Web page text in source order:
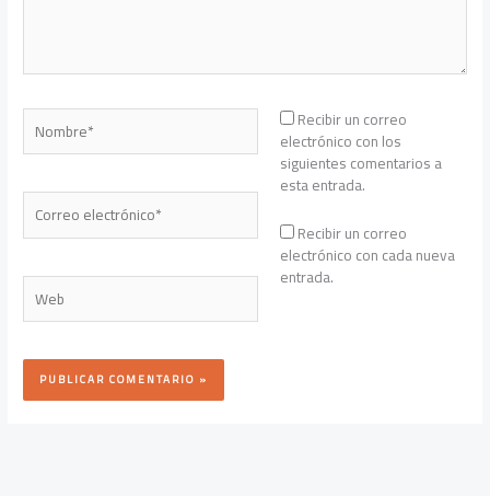
Nombre*
Correo
electrónico*
Web
Recibir un correo
electrónico con los
siguientes comentarios a
esta entrada.
Recibir un correo
electrónico con cada nueva
entrada.